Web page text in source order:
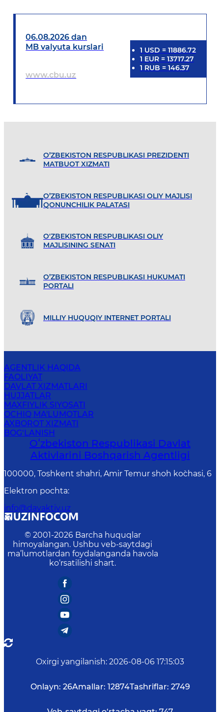
06.08.2026 dan
MB valyuta kurslari
www.cbu.uz
1 USD = 11886.72
1 EUR= 13717.27
1 RUB = 146.37
O’ZBEKISTON RESPUBLIKASI PREZIDENTI
MATBUOT XIZMATI
O’ZBEKISTON RESPUBLIKASI OLIY MAJLISI
QONUNCHILIK PALATASI
O'ZBEKISTON RESPUBLIKASI OLIY
MAJLISINING SENATI
O’ZBEKISTON RESPUBLIKASI HUKUMATI
PORTALI
MILLIY HUQUQIY INTERNET PORTALI
AGENTLIK HAQIDA
FAOLIYAT
DAVLAT XIZMATLARI
HUJJATLAR
MAXFIYLIK SIYOSATI
OCHIQ MA'LUMOTLAR
AXBOROT XIZMATI
BOG‘LANISH
Oʻzbekiston Respublikasi Davlat
Aktivlarini Boshqarish Agentligi
100000, Toshkent shahri, Amir Temur shoh ko`chasi, 6
Elektron pochta:
info@davaktiv.uz
© 2001-2026 Barcha huquqlar
himoyalangan. Ushbu veb-saytdagi
ma’lumotlardan foydalanganda havola
ko‘rsatilishi shart.
Oxirgi yangilanish: 2026-08-06 17:15:03
Onlayn: 26Amallar: 12874Tashriflar: 2749